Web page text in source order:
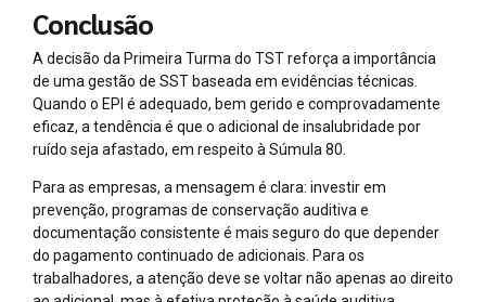
Conclusão
A decisão da Primeira Turma do TST reforça a importância
de uma gestão de SST baseada em evidências técnicas.
Quando o EPI é adequado, bem gerido e comprovadamente
eficaz, a tendência é que o adicional de insalubridade por
ruído seja afastado, em respeito à Súmula 80.
Para as empresas, a mensagem é clara: investir em
prevenção, programas de conservação auditiva e
documentação consistente é mais seguro do que depender
do pagamento continuado de adicionais. Para os
trabalhadores, a atenção deve se voltar não apenas ao direito